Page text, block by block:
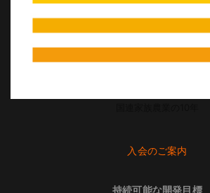
入会のご案内
持続可能な開発目標